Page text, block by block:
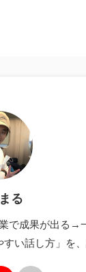
る
成果が出る→
い話し方」を